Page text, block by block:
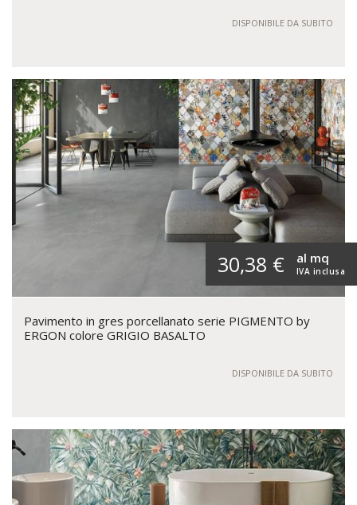
DISPONIBILE DA SUBITO
30,38 € IVA inclusa
al mq
Pavimento in gres porcellanato serie PIGMENTO by
ERGON colore GRIGIO BASALTO
DISPONIBILE DA SUBITO